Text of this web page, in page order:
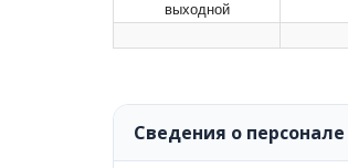
выходной
Сведения о персонале